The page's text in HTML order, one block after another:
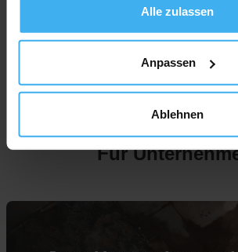
Alle zulassen
Anpassen
Ablehnen
Für